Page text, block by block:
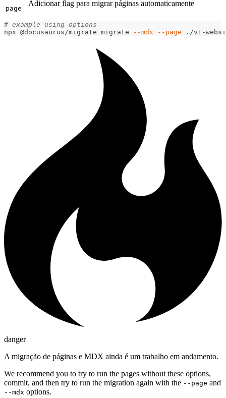
page
Adicionar flag para migrar páginas automaticamente
# example using options
npx @docusaurus/migrate migrate
--mdx --page ./v1-
danger
A migração de páginas e MDX ainda é um trabalho em andamento.
We recommend you to try to run the pages without these options,
commit, and then try to run the migration again with the --page and
--mdx options.